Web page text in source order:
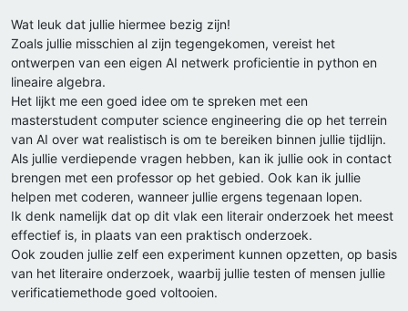
Wat leuk dat jullie hiermee bezig zijn!
Zoals jullie misschien al zijn tegengekomen, vereist het
ontwerpen van een eigen AI netwerk proficientie in python en
lineaire algebra.
Het lijkt me een goed idee om te spreken met een
masterstudent computer science engineering die op het terrein
van AI over wat realistisch is om te bereiken binnen jullie tijdlijn.
Als jullie verdiepende vragen hebben, kan ik jullie ook in contact
brengen met een professor op het gebied. Ook kan ik jullie
helpen met coderen, wanneer jullie ergens tegenaan lopen.
Ik denk namelijk dat op dit vlak een literair onderzoek het meest
effectief is, in plaats van een praktisch onderzoek.
Ook zouden jullie zelf een experiment kunnen opzetten, op basis
van het literaire onderzoek, waarbij jullie testen of mensen jullie
verificatiemethode goed voltooien.